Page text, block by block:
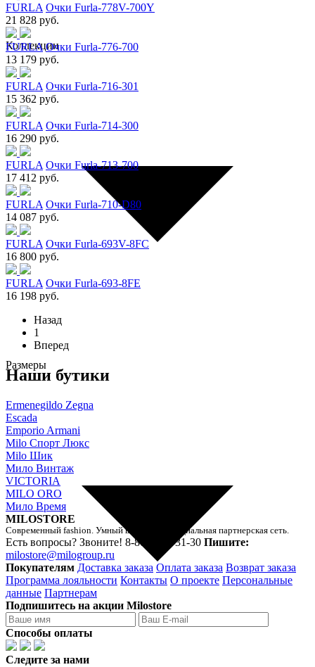
Коллекции
Размеры
FURLA Очки Furla-778V-700Y
21 828 руб.
FURLA Очки Furla-776-700
13 179 руб.
FURLA Очки Furla-716-301
15 362 руб.
FURLA Очки Furla-714-300
16 290 руб.
FURLA Очки Furla-713-700
17 412 руб.
FURLA Очки Furla-710-D80
14 087 руб.
FURLA Очки Furla-693V-8FC
16 800 руб.
FURLA Очки Furla-693-8FE
16 198 руб.
Назад
1
Вперед
Наши бутики
Ermenegildo Zegna
Escada
Emporio Armani
Milo Спорт Люкс
Milo Шик
Мило Винтаж
VICTORIA
MILO ORO
Мило Время
MILOSTORE
Современный fashion. Умный шоппинг. Официальная партнерская сеть.
Есть вопросы? Звоните! 8-800-250-31-30 Пишите:
milostore@milogroup.ru
Покупателям Доставка заказа Оплата заказа Возврат заказа
Программа лояльности Контакты О проекте Персональные
данные Партнерам
Подпишитесь на акции Milostore
Способы оплаты
Следите за нами